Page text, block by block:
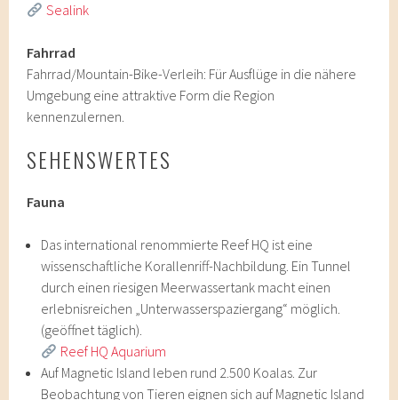
Sealink
Fahrrad
Fahrrad/Mountain-Bike-Verleih: Für Ausflüge in die nähere
Umgebung eine attraktive Form die Region
kennenzulernen.
SEHENSWERTES
Fauna
Das international renommierte Reef HQ ist eine
wissenschaftliche Korallenriff-Nachbildung. Ein Tunnel
durch einen riesigen Meerwassertank macht einen
erlebnisreichen „Unterwasserspaziergang“ möglich.
(geöffnet täglich).
Reef HQ Aquarium
Auf Magnetic Island leben rund 2.500 Koalas. Zur
Beobachtung von Tieren eignen sich auf Magnetic Island